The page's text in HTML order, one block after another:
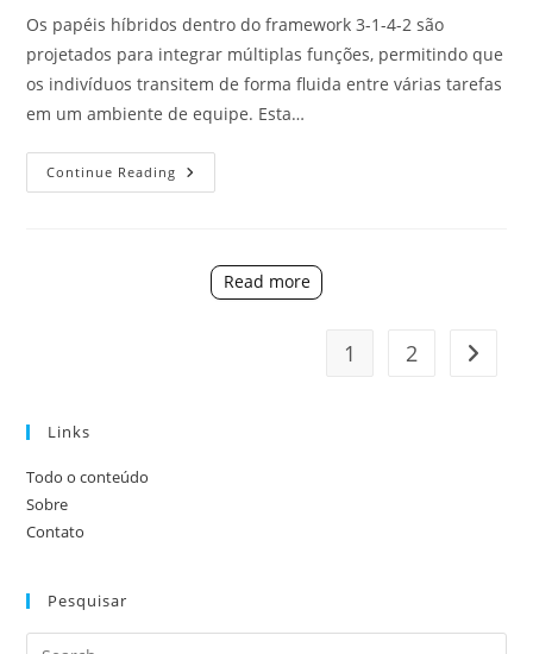
Os papéis híbridos dentro do framework 3-1-4-2 são
projetados para integrar múltiplas funções, permitindo que
os indivíduos transitem de forma fluida entre várias tarefas
em um ambiente de equipe. Esta…
Continue Reading Funções
Híbridas
Versatilidade,
Adaptabilidade,
Read more
1 2 Go to
Links
Todo o conteúdo
Sobre
Contato
Pesquisar